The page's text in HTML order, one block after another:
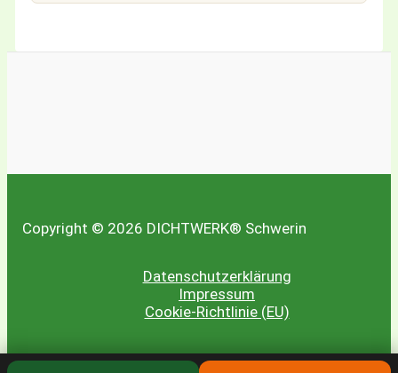
Copyright © 2026 DICHTWERK® Schwerin
Datenschutzerklärung
Impressum
Cookie-Richtlinie (EU)